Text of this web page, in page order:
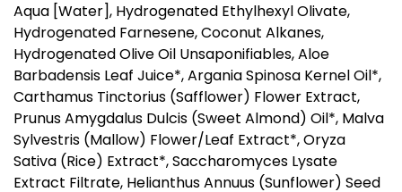
Aqua [Water], Hydrogenated Ethylhexyl Olivate,
Hydrogenated Farnesene, Coconut Alkanes,
Hydrogenated Olive Oil Unsaponifiables, Aloe
Barbadensis Leaf Juice*, Argania Spinosa Kernel Oil*,
Carthamus Tinctorius (Safflower) Flower Extract,
Prunus Amygdalus Dulcis (Sweet Almond) Oil*, Malva
Sylvestris (Mallow) Flower/Leaf Extract*, Oryza
Sativa (Rice) Extract*, Saccharomyces Lysate
Extract Filtrate, Helianthus Annuus (Sunflower) Seed